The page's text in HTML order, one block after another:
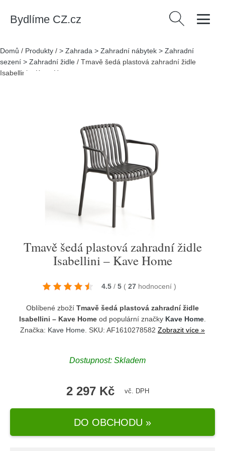
Bydlíme CZ.cz Vyhledávání
Domů / Produkty / > Zahrada > Zahradní nábytek > Zahradní
sezení > Zahradní židle / Tmavě šedá plastová zahradní židle
Isabellini – Kave Home
Tmavě šedá plastová zahradní židle
Isabellini – Kave Home
4.5 / 5 ( 27 hodnocení )
Oblíbené zboží Tmavě šedá plastová zahradní židle
Isabellini – Kave Home od populární značky Kave Home
Značka: Kave Home . SKU: AF1610278582 Zobrazit více »
Dostupnost: Skladem
2 297 Kč vč. DPH
DO OBCHODU »